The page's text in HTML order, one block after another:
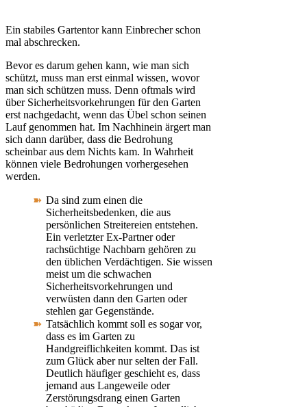
Ein stabiles Gartentor kann Einbrecher schon
mal abschrecken.
Bevor es darum gehen kann, wie man sich
schützt, muss man erst einmal wissen, wovor
man sich schützen muss. Denn oftmals wird
über Sicherheitsvorkehrungen für den Garten
erst nachgedacht, wenn das Übel schon seinen
Lauf genommen hat. Im Nachhinein ärgert man
sich dann darüber, dass die Bedrohung
scheinbar aus dem Nichts kam. In Wahrheit
können viele Bedrohungen vorhergesehen
werden.
Da sind zum einen die
Sicherheitsbedenken, die aus
persönlichen Streitereien entstehen.
Ein verletzter Ex-Partner oder
rachsüchtige Nachbarn gehören zu
den üblichen Verdächtigen. Sie wissen
meist um die schwachen
Sicherheitsvorkehrungen und
verwüsten dann den Garten oder
stehlen gar Gegenstände.
Tatsächlich kommt soll es sogar vor,
dass es im Garten zu
Handgreiflichkeiten kommt. Das ist
zum Glück aber nur selten der Fall.
Deutlich häufiger geschieht es, dass
jemand aus Langeweile oder
Zerstörungsdrang einen Garten